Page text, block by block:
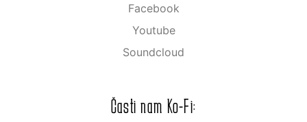
Facebook
Youtube
Soundcloud
Časti nam Ko-Fi: